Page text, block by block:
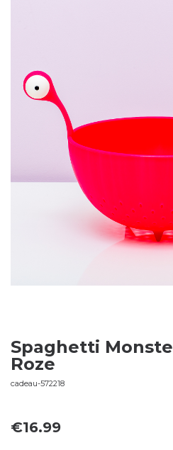
Spaghetti
Roze
cadeau-572218
€16.99